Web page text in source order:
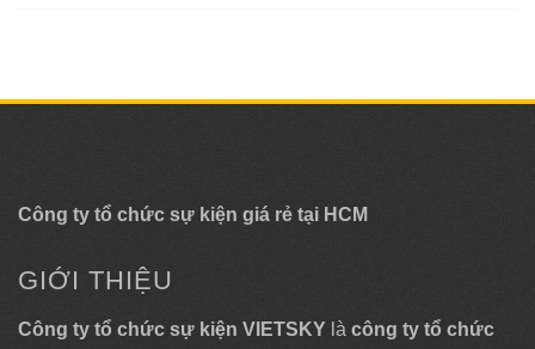
Công ty tổ chức sự kiện giá rẻ tại HCM
GIỚI THIỆU
Công ty tổ chức sự kiện VIETSKY là công ty tổ chức